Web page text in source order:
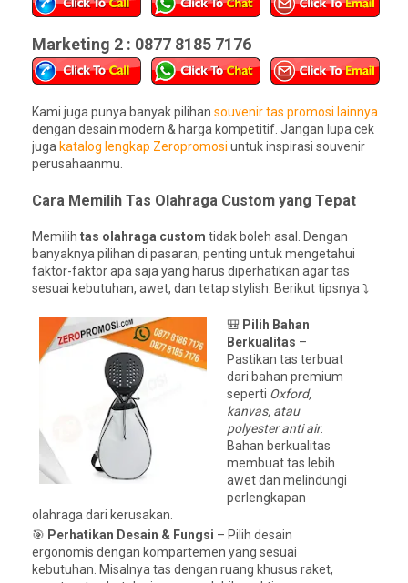
Marketing 2 : 0877 8185 7176
Kami juga punya banyak pilihan souvenir tas promosi lainnya
dengan desain modern & harga kompetitif. Jangan lupa cek
juga katalog lengkap Zeropromosi untuk inspirasi souvenir
perusahaanmu.
Cara Memilih Tas Olahraga Custom yang Tepat
Memilih tas olahraga custom tidak boleh asal. Dengan
banyaknya pilihan di pasaran, penting untuk mengetahui
faktor-faktor apa saja yang harus diperhatikan agar tas
sesuai kebutuhan, awet, dan tetap stylish. Berikut tipsnya ⤵️
🎒 Pilih Bahan
Berkualitas –
Pastikan tas terbuat
dari bahan premium
seperti Oxford,
kanvas, atau
polyester anti air.
Bahan berkualitas
membuat tas lebih
awet dan melindungi
perlengkapan
olahraga dari kerusakan.
🎯 Perhatikan Desain & Fungsi – Pilih desain
ergonomis dengan kompartemen yang sesuai
kebutuhan. Misalnya tas dengan ruang khusus raket,